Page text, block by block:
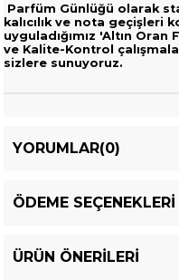
Parfüm Günlüğü olarak
kalıcılık ve nota geçişleri
uyguladığımız 'Altın
ve Kalite-Kontrol
sizlere sunuyoruz.
YORUMLAR(0)
ÖDEME SEÇENEKLERI
ÜRÜN ÖNERILERI